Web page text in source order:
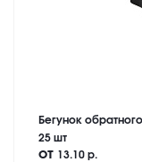
Бегунок
25 шт
от 13.10 р.